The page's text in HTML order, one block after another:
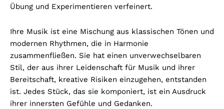
Übung und Experimentieren verfeinert.
Ihre Musik ist eine Mischung aus klassischen Tönen und
modernen Rhythmen, die in Harmonie
zusammenfließen. Sie hat einen unverwechselbaren
Stil, der aus ihrer Leidenschaft für Musik und ihrer
Bereitschaft, kreative Risiken einzugehen, entstanden
ist. Jedes Stück, das sie komponiert, ist ein Ausdruck
ihrer innersten Gefühle und Gedanken.